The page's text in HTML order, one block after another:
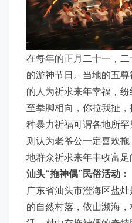
在每年的正月二十一，
的游神节日。当地的五
的人为祈求来年幸福，
至拳脚相向，你拉我扯
种暴力祈福可谓各地所
则认为老爷公一定喜欢
地群众祈求来年丰收富足
汕头“拖神偶”民俗活动：
广东省汕头市澄海区盐
的自然村落，依山濒海